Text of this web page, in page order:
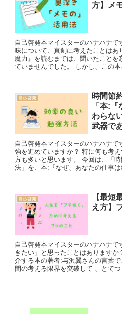
方】メ
自己啓発本マイスターのハナハナで
味について、真剣に考えたことはあ
魔力』を読むまでは、聞いたことを
ていませんでした。 しかし、この本
自己啓発
時間節
「本:
わらな
武器で
自己啓発本マイスターのハナハナで
強を進めていますか？ 特に何も考
方も多いと思います。 今回は、「
法」を、本:『なぜ、あなたの仕事は
自己啓発
【最短
え方】
自己啓発本マイスターのハナハナで
きたい」と思ったことはありますか
介する本の著者:与沢翼さんの言葉
間の考える限界を突破して 、とて